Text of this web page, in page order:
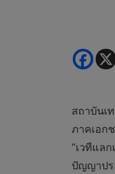
สถาบันเ
ภาคเอก
“เวทีแล
ปัญญาปร